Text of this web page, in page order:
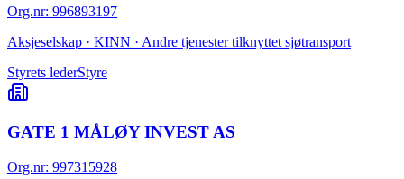
Org.nr: 996893197
Aksjeselskap · KINN · Andre tjenester tilknyttet sjøtransport
Styrets lederStyre
GATE 1 MÅLØY INVEST AS
Org.nr: 997315928